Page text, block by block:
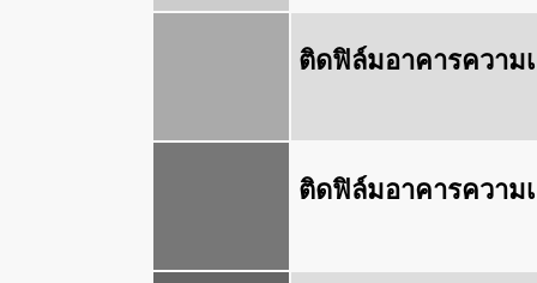
ติดฟิล์มอาคารความ
ติดฟิล์มอาคารความ